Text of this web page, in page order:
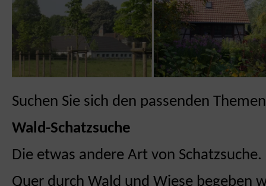
Suchen Sie sich den passenden
Wald-Schatzsuche
Die etwas andere Art von Schatzsuche.
Quer durch Wald und Wiese begeben